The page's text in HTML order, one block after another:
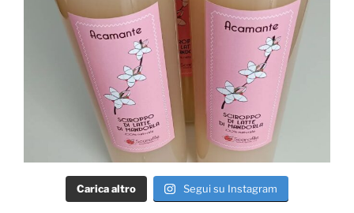
Carica altro Segui su Instagram